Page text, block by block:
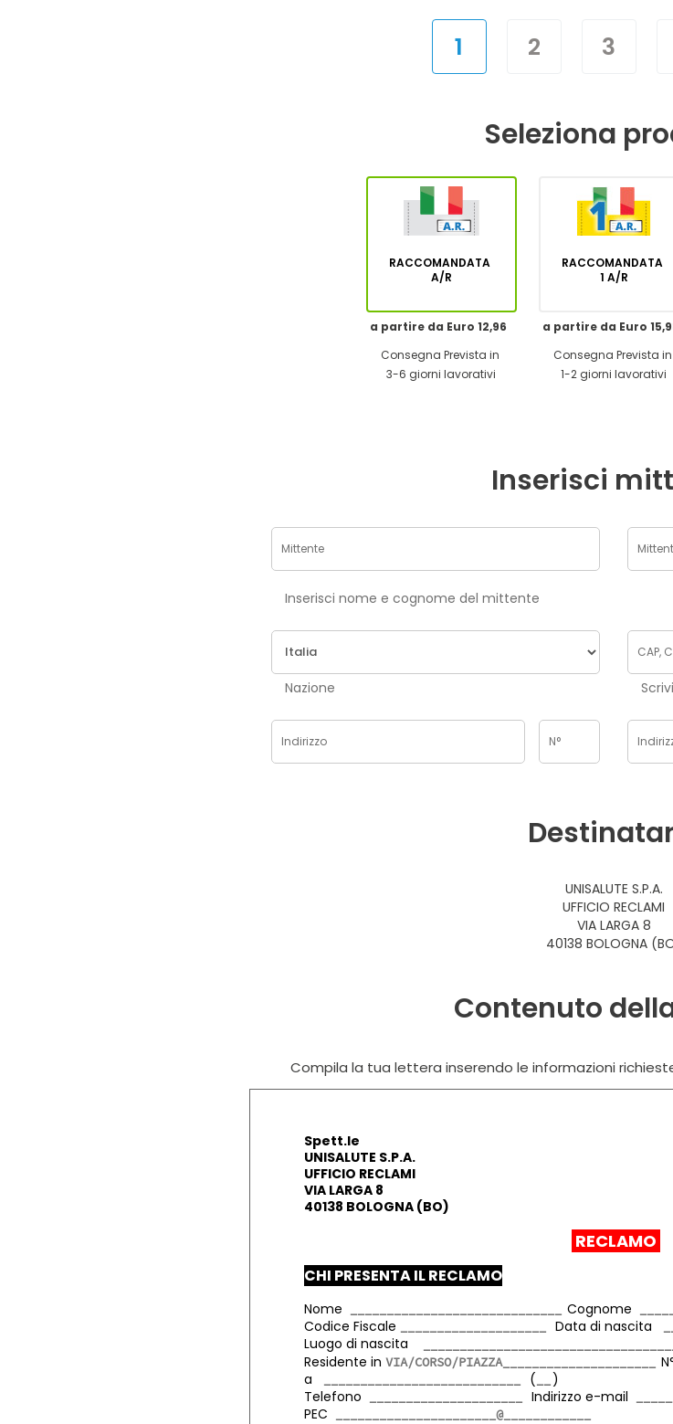
1 2 3
Seleziona
RACCOMANDATA
A/R
a partire da Euro 12,96
Consegna Prevista in
3-6 giorni lavorativi
RACCOMANDATA
1 A/R
a partire da Euro
Consegna Prevista in
1-2 giorni lavorativi
Inserisci
Inserisci nome e cognome del mittente
Nazione
UNISALUTE S.P.A.
UFFICIO RECLAMI
VIA LARGA 8
40138 BOLOGNA
Contenuto
Compila la tua lettera inserendo le informazioni
Spett.le
UNISALUTE S.P.A.
UFFICIO RECLAMI
VIA LARGA 8
40138 BOLOGNA (BO)
RECLAMO
CHI PRESENTA IL RECLAMO
Nome
Cognome
Codice Fiscale
Data di nascita
Luogo di nascita
Residente in
a
(
)
Telefono
Indirizzo e-mail
PEC